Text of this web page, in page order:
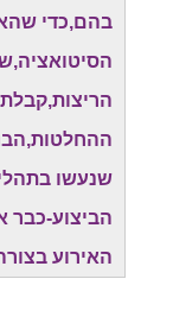
בהם,כדי
הריצות,קבלת
שנעשו
הביצוע-כבר
האירוע